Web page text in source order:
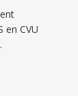
en CVU